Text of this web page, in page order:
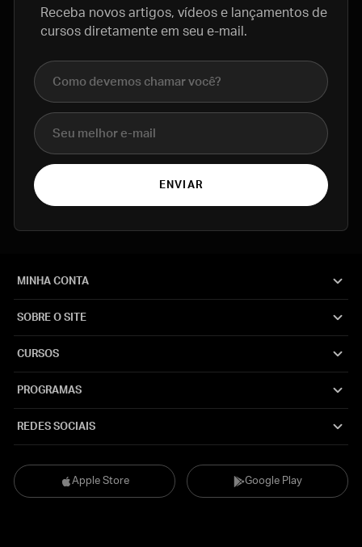
Receba novos artigos, vídeos e lançamentos de
cursos diretamente em seu e-mail.
Nome completo
E-mail
ENVIAR
Apple Store Google Play
MINHA CONTA
SOBRE O SITE
CURSOS
PROGRAMAS
REDES SOCIAIS